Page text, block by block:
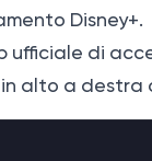
Disney+.
ufficiale di
in alto a destra